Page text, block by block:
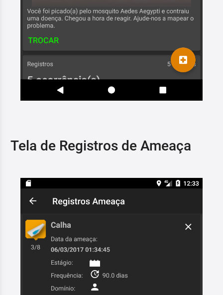
Tela de Registros de Ameaça